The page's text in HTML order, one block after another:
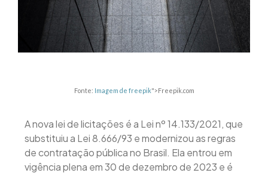
Fonte: Imagem de freepik">Freepik.com
A nova lei de licitações é a Lei nº 14.133/2021, que
substituiu a Lei 8.666/93 e modernizou as regras
de contratação pública no Brasil. Ela entrou em
vigência plena em 30 de dezembro de 2023 e é